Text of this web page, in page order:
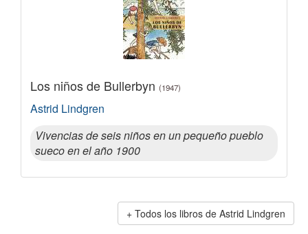
Los niños de Bullerbyn (1947)
Astrid Lindgren
Vivencias de seis niños en un pequeño pueblo
sueco en el año 1900
Todos los libros de Astrid Lindgren